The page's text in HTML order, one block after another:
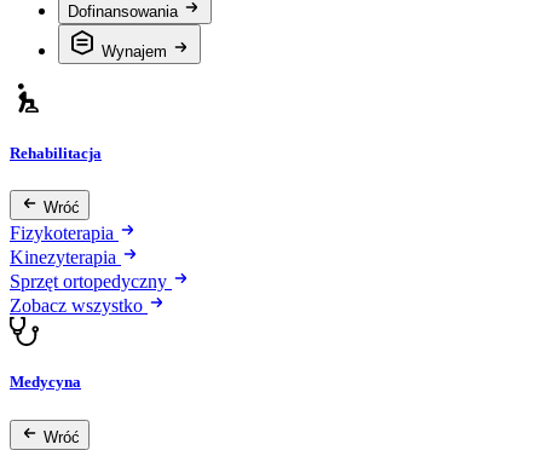
Dofinansowania
Wynajem
Rehabilitacja
Wróć
Fizykoterapia
Kinezyterapia
Sprzęt ortopedyczny
Zobacz wszystko
Medycyna
Wróć